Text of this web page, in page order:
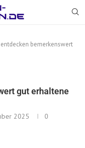
bemerkenswert
gut erhaltene
2025
0